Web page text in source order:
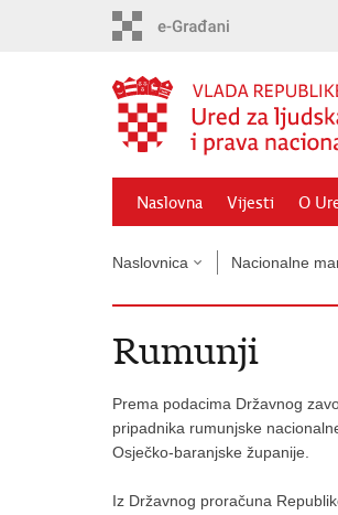
Naslovna Vijesti O
Naslovnica Nacionalne
Rumunji
Prema podacima Državnog
pripadnika rumunjske
Osječko-baranjske županije.
Iz Državnog proračuna